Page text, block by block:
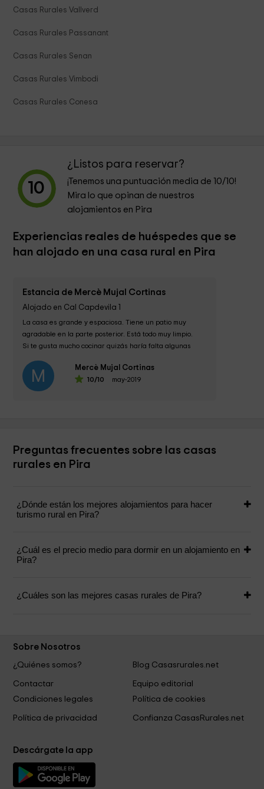
Casas Rurales Vallverd
Casas Rurales Passanant
Casas Rurales Senan
Casas Rurales Vimbodi
Casas Rurales Conesa
10
¿Listos para reservar?
¡Tenemos una puntuación media de 10/10!
Mira lo que opinan de nuestros
alojamientos en Pira
Experiencias reales de huéspedes que se
han alojado en una casa rural en Pira
Estancia de Mercè Mujal Cortinas
Alojado en Cal Capdevila 1
La casa es grande y espaciosa. Tiene un patio muy
agradable en la parte posterior. Está todo muy limpio.
Si te gusta mucho cocinar quizás haría falta algunas
M Mercè Mujal Cortinas
10/10 may-2019
Preguntas frecuentes sobre las casas
rurales en Pira
¿Dónde están los mejores alojamientos para hacer
turismo rural en Pira?
¿Cuál es el precio medio para dormir en un alojamiento en
Pira?
¿Cuáles son las mejores casas rurales de Pira?
Sobre Nosotros
¿Quiénes somos?
Blog Casasrurales.net
Contactar
Equipo editorial
Condiciones legales
Política de cookies
Política de privacidad Confianza CasasRurales.net
Descárgate la app